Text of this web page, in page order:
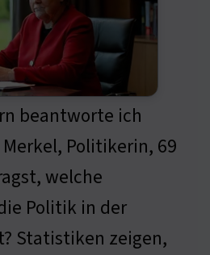
beantworte ich
Politikerin, 69
welche
Politik in der
Statistiken zeigen,